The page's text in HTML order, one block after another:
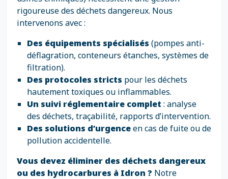
rigoureuse des déchets dangereux. Nous
intervenons avec :
Des équipements spécialisés (pompes anti-
déflagration, conteneurs étanches, systèmes de
filtration).
Des protocoles stricts pour les déchets
hautement toxiques ou inflammables.
Un suivi réglementaire complet : analyse
des déchets, traçabilité, rapports d’intervention.
Des solutions d’urgenceen cas de fuite ou de
pollution accidentelle.
Vous devez éliminer des déchets dangereux
ou des hydrocarbures à Idron ? Notre